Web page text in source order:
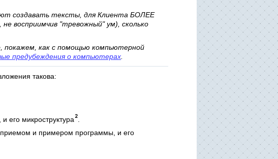
создавать тексты, для Клиента БОЛЕЕ
восприимчив "тревожный" ум), сколько
покажем, как с помощью компьютерной
предубеждения о компьютерах
такова:
микроструктура
и примером программы, и его